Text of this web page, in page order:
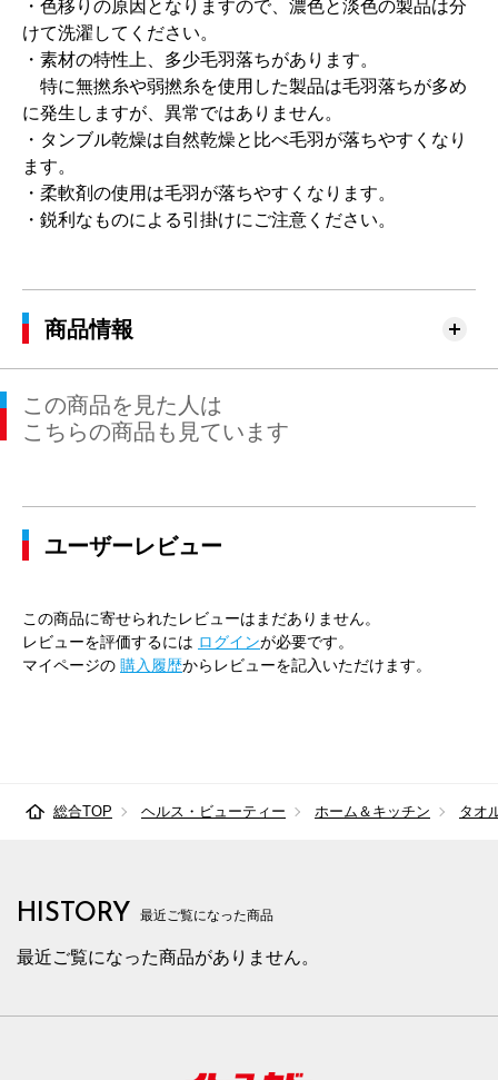
・色移りの原因となりますので、濃色と淡色の製品は分
けて洗濯してください。
・素材の特性上、多少毛羽落ちがあります。
特に無撚糸や弱撚糸を使用した製品は毛羽落ちが多め
に発生しますが、異常ではありません。
・タンブル乾燥は自然乾燥と比べ毛羽が落ちやすくなり
ます。
・柔軟剤の使用は毛羽が落ちやすくなります。
・鋭利なものによる引掛けにご注意ください。
商品情報
この商品を見た人は
こちらの商品も見ています
ユーザーレビュー
この商品に寄せられたレビューはまだありません。
レビューを評価するには ログインが必要です。
マイページの 購入履歴からレビューを記入いただけます。
総合TOP ヘルス・ビューティー ホーム＆キッチン タオ
HISTORY 最近ご覧になった商品
最近ご覧になった商品がありません。